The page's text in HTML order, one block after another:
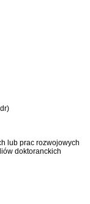
lub prac rozwojowych
doktoranckich